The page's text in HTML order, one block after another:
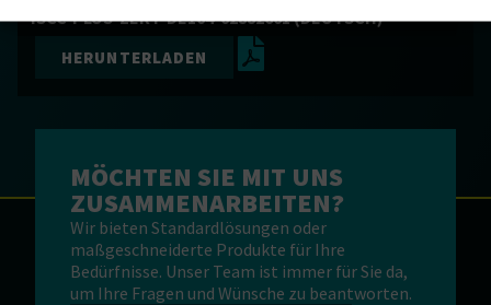
ISCC-PLUS-ZERT-DE104-02882601 (DEUTSCH)
HERUNTERLADEN
MÖCHTEN SIE MIT UNS
ZUSAMMENARBEITEN?
Wir bieten Standardlösungen oder
maßgeschneiderte Produkte für Ihre
Bedürfnisse. Unser Team ist immer für Sie da,
um Ihre Fragen und Wünsche zu beantworten.